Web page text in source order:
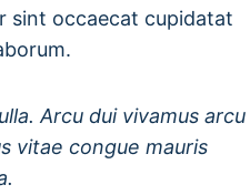
sint occaecat cupidatat
Arcu dui vivamus arcu
vitae congue mauris